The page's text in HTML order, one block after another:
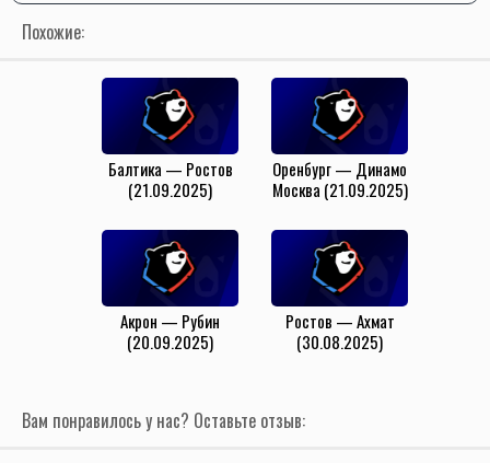
Похожие:
Балтика — Ростов
(21.09.2025)
Оренбург — Динамо
Москва (21.09.2025)
Акрон — Рубин
(20.09.2025)
Ростов — Ахмат
(30.08.2025)
Вам понравилось у нас? Оставьте отзыв: